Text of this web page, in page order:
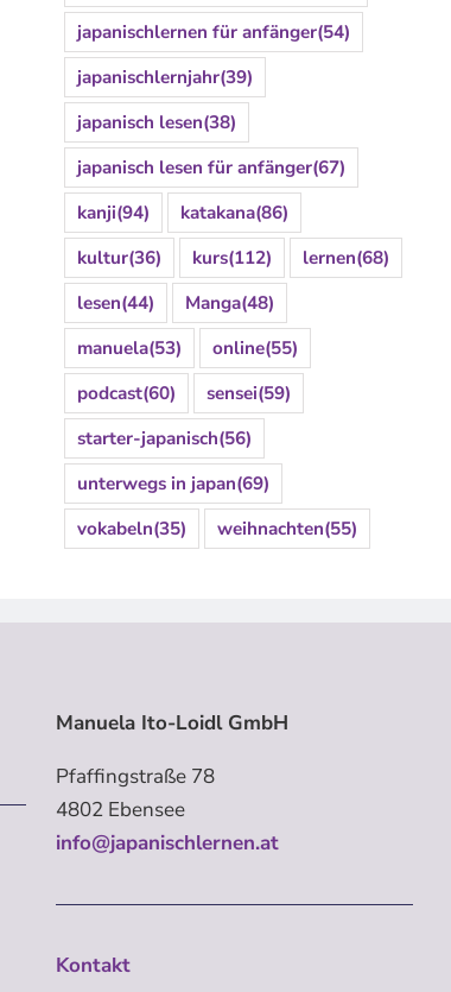
japanischlernen für anfänger(54)
japanischlernjahr(39)
japanisch lesen(38)
japanisch lesen für anfänger(67)
kanji(94) katakana(86)
kultur(36) kurs(112) lernen(68)
lesen(44) Manga(48)
manuela(53) online(55)
podcast(60) sensei(59)
starter-japanisch(56)
unterwegs in japan(69)
vokabeln(35) weihnachten(55)
Manuela Ito-Loidl GmbH
Pfaffingstraße 78
4802 Ebensee
info@japanischlernen.at
Kontakt